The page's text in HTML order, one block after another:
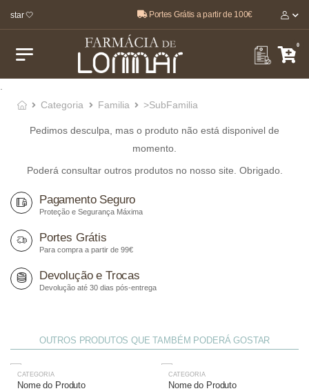
estar 🤍 Portes Grátis a partir de 100€
0
Categoria
Familia >SubFamilia
Pedimos desculpa, mas o produto não está disponivel de
momento.
Poderá consultar outros produtos no nosso site. Obrigado.
Pagamento Seguro
Proteção e Segurança Máxima
Portes Grátis
Para compra a partir de 99€
Devolução e Trocas
Devolução até 30 dias pós-entrega
OUTROS PRODUTOS QUE TAMBÉM PODERÁ GOSTAR
-27%
CATEGORIA
Nome do Produto
-27%
CATEGORIA
Nome do Produto